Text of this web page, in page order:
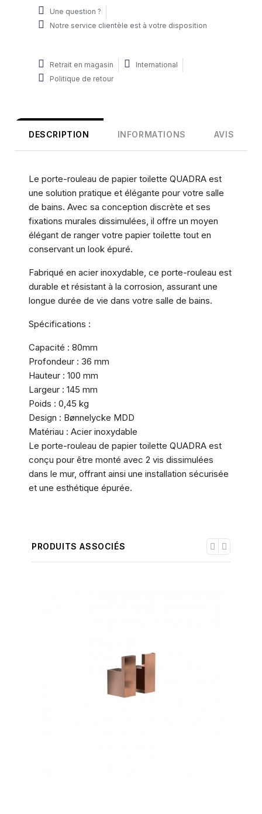
Une question ?
Notre service clientèle est à votre disposition
Retrait en magasin
International
Politique de retour
DESCRIPTION INFORMATIONS AVIS
Le porte-rouleau de papier toilette QUADRA est
une solution pratique et élégante pour votre salle
de bains. Avec sa conception discrète et ses
fixations murales dissimulées, il offre un moyen
élégant de ranger votre papier toilette tout en
conservant un look épuré.
Fabriqué en acier inoxydable, ce porte-rouleau est
durable et résistant à la corrosion, assurant une
longue durée de vie dans votre salle de bains.
Spécifications :
Capacité : 80mm
Profondeur : 36 mm
Hauteur : 100 mm
Largeur : 145 mm
Poids : 0,45 kg
Design : Bønnelycke MDD
Matériau : Acier inoxydable
Le porte-rouleau de papier toilette QUADRA est
conçu pour être monté avec 2 vis dissimulées
dans le mur, offrant ainsi une installation sécurisée
et une esthétique épurée.
PRODUITS ASSOCIÉS